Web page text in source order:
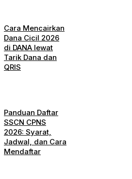
Cara Mencairkan
Dana Cicil 2026
di DANA lewat
Tarik Dana dan
QRIS
Panduan Daftar
SSCN CPNS
2026: Syarat,
Jadwal, dan Cara
Mendaftar